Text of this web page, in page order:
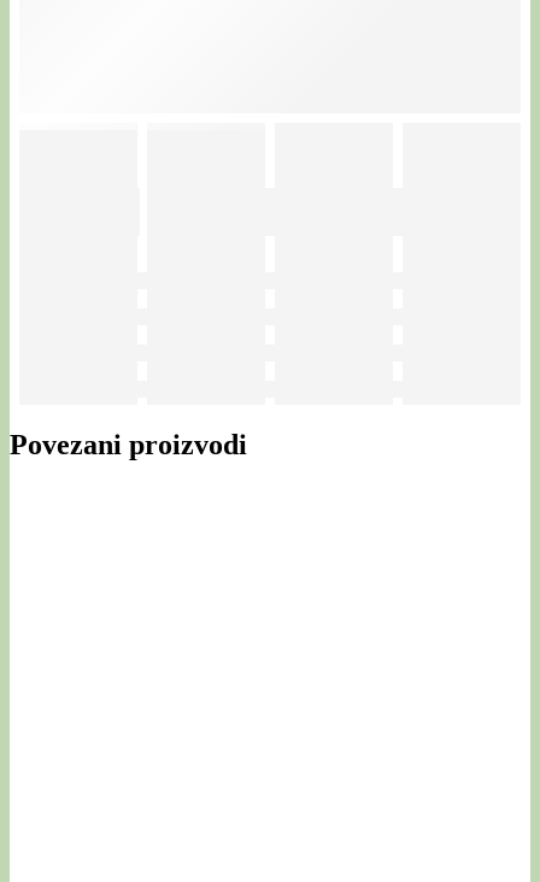
Povezani proizvodi